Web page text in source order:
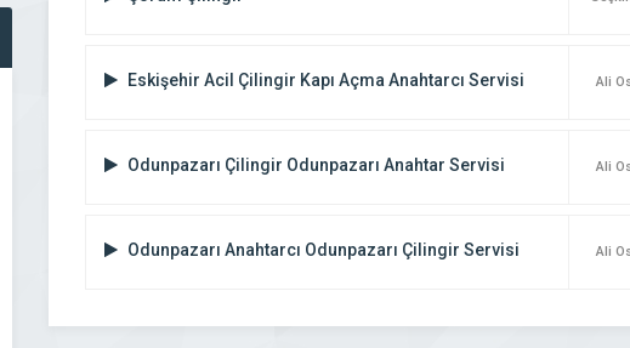
Eskişehir Acil Çilingir Kapı Açma Anahtarcı Servisi Ali
Odunpazarı Çilingir Odunpazarı Anahtar Servisi Ali
Odunpazarı Anahtarcı Odunpazarı Çilingir Servisi Ali